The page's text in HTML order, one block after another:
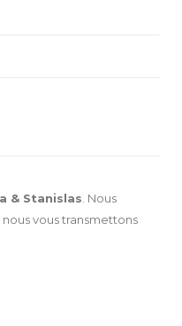
& Stanislas . Nous
vous transmettons